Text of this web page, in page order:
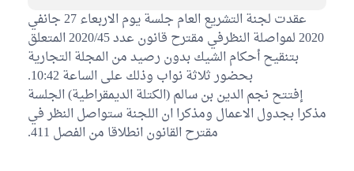
عقدت لجنة التشريع العام جلسة يوم الاربعاء 27 جانفي
2020 لمواصلة النظرفي مقترح قانون عدد 2020/45 المتعلق
بتنقيح أحكام الشيك بدون رصيد من المجلة التجارية
بحضور ثلاثة نواب وذلك على الساعة 10:42.
إفتتح نجم الدين بن سالم (الكتلة الديمقراطية) الجلسة
مذكرا بجدول الاعمال ومذكرا ان اللجنة ستواصل النظر في
مقترح القانون انطلاقا من الفصل 411.